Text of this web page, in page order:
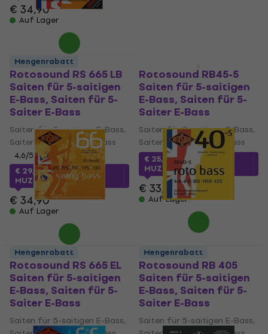
€ 34,90
Auf Lager
Rotosound RS 665 LB
Saiten für 5-saitigen
E-Bass, Saiten für 5-
Saiter E-Bass
Saiten für 5-saitigen E-Bass,
Saiten für 5-Saiter E-Bass
4,6/5
€ 29,90mit dem Code
MUZMUZ-10
€ 34,90
Auf Lager
Rotosound RB45-5
Saiten für 5-saitigen
E-Bass, Saiten für 5-
Saiter E-Bass
Saiten für 5-saitigen E-Bass,
Saiten für 5-Saiter E-Bass
€ 25,50mit dem Code
MUZMUZ-20
€ 33,90
Auf Lager
Mengenrabatt
Rotosound RS 665 EL
Saiten für 5-saitigen
E-Bass, Saiten für 5-
Saiter E-Bass
Saiten für 5-saitigen E-Bass,
Rotosound RB 405
Saiten für 5-saitigen
E-Bass, Saiten für 5-
Saiter E-Bass
Saiten für 5-saitigen E-Bass,
Mengenrabatt Mengenrabatt